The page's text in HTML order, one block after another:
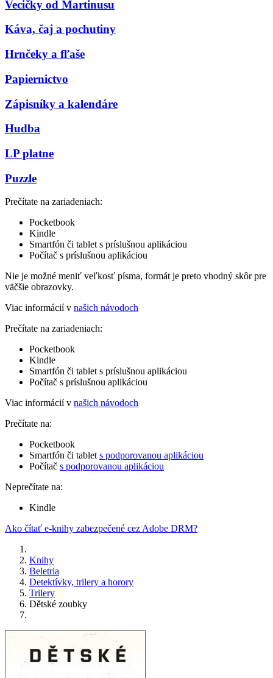
Vecičky od Martinusu
Káva, čaj a pochutiny
Hrnčeky a fľaše
Papiernictvo
Zápisníky a kalendáre
Hudba
LP platne
Puzzle
Prečítate na zariadeniach:
Pocketbook
Kindle
Smartfón či tablet s príslušnou aplikáciou
Počítač s príslušnou aplikáciou
Nie je možné meniť veľkosť písma, formát je preto vhodný skôr pre
väčšie obrazovky.
Viac informácií v našich návodoch
Prečítate na zariadeniach:
Pocketbook
Kindle
Smartfón či tablet s príslušnou aplikáciou
Počítač s príslušnou aplikáciou
Viac informácií v našich návodoch
Prečítate na:
Pocketbook
Smartfón či tablet s podporovanou aplikáciou
Počítač s podporovanou aplikáciou
Neprečítate na:
Kindle
Ako čítať e-knihy zabezpečené cez Adobe DRM?
Knihy
Beletria
Detektívky, trilery a horory
Trilery
Dětské zoubky